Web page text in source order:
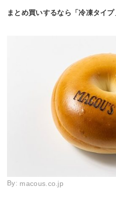
まとめ買いするなら「冷凍タイプ
By: macous.co.jp